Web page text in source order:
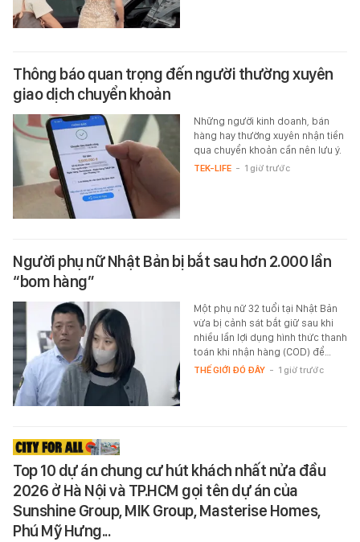
Thông báo quan trọng đến người thường xuyên
giao dịch chuyển khoản
Những người kinh doanh, bán
hàng hay thường xuyên nhận tiền
qua chuyển khoản cần nên lưu ý.
TEK-LIFE - 1 giờ trước
Người phụ nữ Nhật Bản bị bắt sau hơn 2.000 lần
“bom hàng”
Một phụ nữ 32 tuổi tại Nhật Bản
vừa bị cảnh sát bắt giữ sau khi
nhiều lần lợi dụng hình thức thanh
toán khi nhận hàng (COD) để…
THẾ GIỚI ĐÓ ĐÂY - 1 giờ trước
Top 10 dự án chung cư hút khách nhất nửa đầu
2026 ở Hà Nội và TP.HCM gọi tên dự án của
Sunshine Group, MIK Group, Masterise Homes,
Phú Mỹ Hưng...